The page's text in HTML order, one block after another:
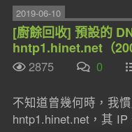
2019-06-10
[廚餘回收] 預設的
hntp1.hinet.net（
2875 0
不知道曾幾何時，我
hntp1.hinet.net，其